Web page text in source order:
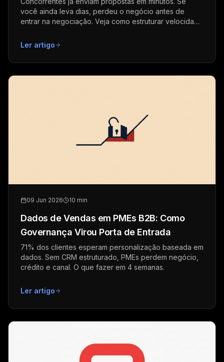
você ainda leva dias, perdeu o negócio antes de
entrar na negociação. Veja como estruturar velocidade
Ler artigo
09 Jun 2026 10 min
Dados de Vendas em PMEs B2B: Como
Governança Virou Porta de Entrada
71% dos clientes esperam personalização baseada em
dados. Sem CRM estruturado, PMEs perdem negócio,
crédito e canal. O que fazer em 4 semanas.
Ler artigo